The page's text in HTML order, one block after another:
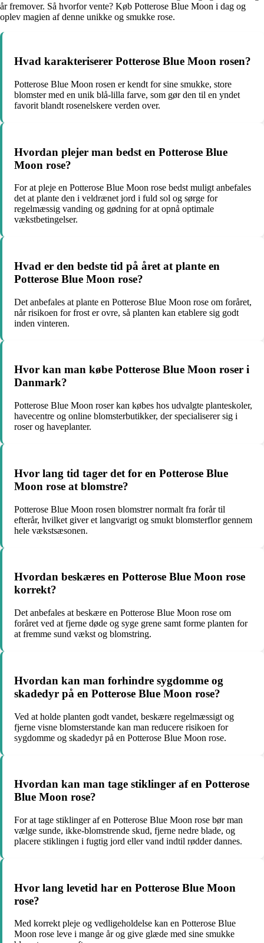
år fremover. Så hvorfor vente? Køb Potterose Blue Moon i dag og
oplev magien af denne unikke og smukke rose.
Hvad karakteriserer Potterose Blue Moon rosen?
Potterose Blue Moon rosen er kendt for sine smukke, store
blomster med en unik blå-lilla farve, som gør den til en yndet
favorit blandt rosenelskere verden over.
Hvordan plejer man bedst en Potterose Blue
Moon rose?
For at pleje en Potterose Blue Moon rose bedst muligt anbefales
det at plante den i veldrænet jord i fuld sol og sørge for
regelmæssig vanding og gødning for at opnå optimale
vækstbetingelser.
Hvad er den bedste tid på året at plante en
Potterose Blue Moon rose?
Det anbefales at plante en Potterose Blue Moon rose om foråret,
når risikoen for frost er ovre, så planten kan etablere sig godt
inden vinteren.
Hvor kan man købe Potterose Blue Moon roser i
Danmark?
Potterose Blue Moon roser kan købes hos udvalgte planteskoler,
havecentre og online blomsterbutikker, der specialiserer sig i
roser og haveplanter.
Hvor lang tid tager det for en Potterose Blue
Moon rose at blomstre?
Potterose Blue Moon rosen blomstrer normalt fra forår til
efterår, hvilket giver et langvarigt og smukt blomsterflor gennem
hele vækstsæsonen.
Hvordan beskæres en Potterose Blue Moon rose
korrekt?
Det anbefales at beskære en Potterose Blue Moon rose om
foråret ved at fjerne døde og syge grene samt forme planten for
at fremme sund vækst og blomstring.
Hvordan kan man forhindre sygdomme og
skadedyr på en Potterose Blue Moon rose?
Ved at holde planten godt vandet, beskære regelmæssigt og
fjerne visne blomsterstande kan man reducere risikoen for
sygdomme og skadedyr på en Potterose Blue Moon rose.
Hvordan kan man tage stiklinger af en Potterose
Blue Moon rose?
For at tage stiklinger af en Potterose Blue Moon rose bør man
vælge sunde, ikke-blomstrende skud, fjerne nedre blade, og
placere stiklingen i fugtig jord eller vand indtil rødder dannes.
Hvor lang levetid har en Potterose Blue Moon
rose?
Med korrekt pleje og vedligeholdelse kan en Potterose Blue
Moon rose leve i mange år og give glæde med sine smukke